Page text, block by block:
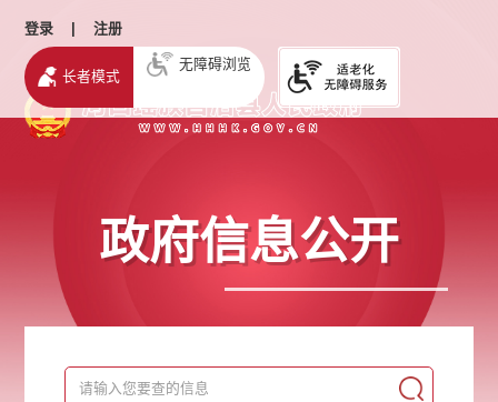
登录 | 注册
长者模式
无障碍浏览
政府信息公开